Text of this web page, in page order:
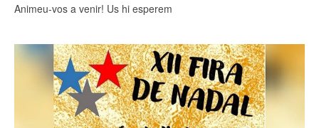
Animeu-vos a venir! Us hi esperem